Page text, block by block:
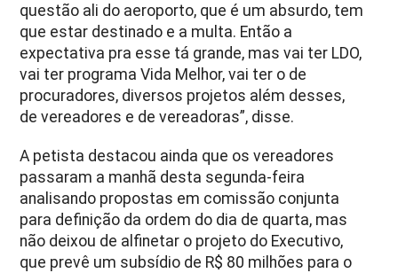
questão ali do aeroporto, que é um absurdo, tem
que estar destinado e a multa. Então a
expectativa pra esse tá grande, mas vai ter LDO,
vai ter programa Vida Melhor, vai ter o de
procuradores, diversos projetos além desses,
de vereadores e de vereadoras”, disse.
A petista destacou ainda que os vereadores
passaram a manhã desta segunda-feira
analisando propostas em comissão conjunta
para definição da ordem do dia de quarta, mas
não deixou de alfinetar o projeto do Executivo,
que prevê um subsídio de R$ 80 milhões para o